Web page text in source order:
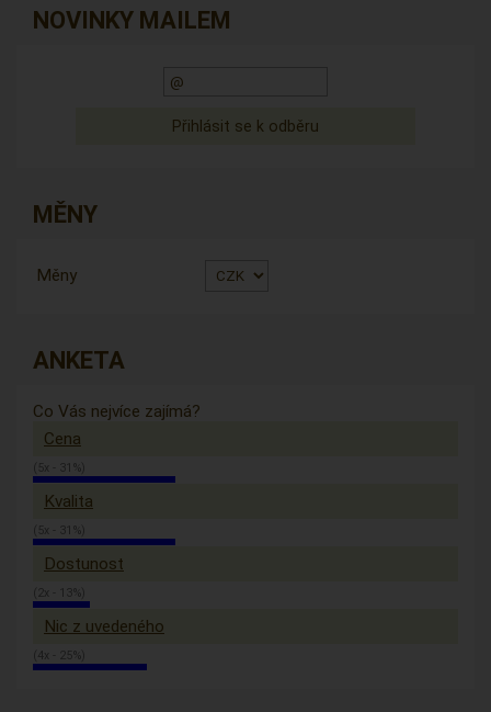
NOVINKY MAILEM
MĚNY
Měny
ANKETA
Co Vás nejvíce zajímá?
Cena
(5x - 31%)
Kvalita
(5x - 31%)
Dostunost
(2x - 13%)
Nic z uvedeného
(4x - 25%)